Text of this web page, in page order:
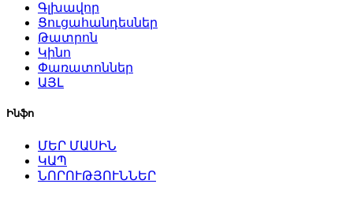
Գլխավոր
Ցուցահանդեսներ
Թատրոն
Կինո
Փառատոններ
ԱՅԼ
Ինֆո
ՄԵՐ ՄԱՍԻՆ
ԿԱՊ
ՆՈՐՈՒԹՅՈՒՆՆԵՐ